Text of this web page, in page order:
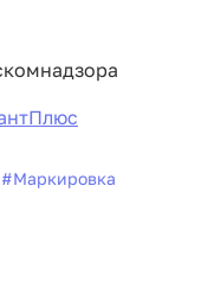
#Маркировка